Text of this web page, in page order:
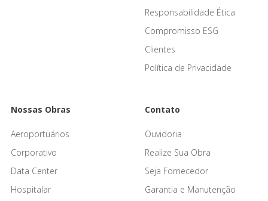
Responsabilidade Ética
Compromisso ESG
Clientes
Política de Privacidade
Nossas Obras
Aeroportuários
Corporativo
Data Center
Hospitalar
Contato
Ouvidoria
Realize Sua Obra
Seja Fornecedor
Garantia e Manutenção